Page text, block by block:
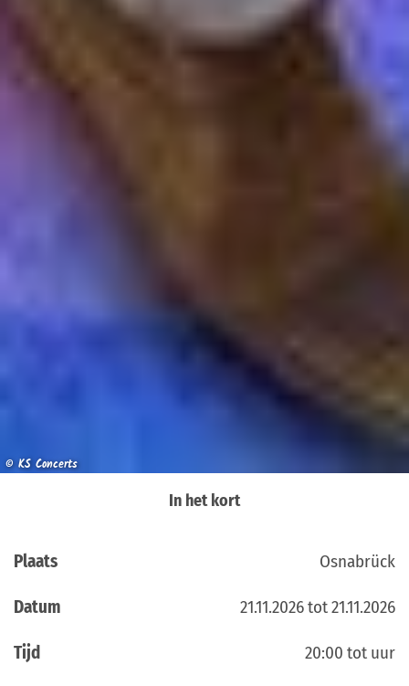
© KS Concerts
In het kort
Plaats Osnabrück
Datum 21.11.2026 tot 21.11.2026
Tijd 20:00 tot uur